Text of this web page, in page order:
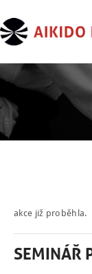
akce již proběhla.
SEMINÁŘ